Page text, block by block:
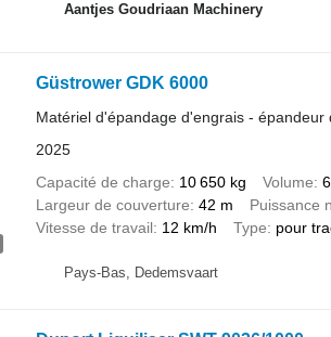
Aantjes Goudriaan Machinery
Güstrower GDK 6000
Matériel d'épandage d'engrais - épandeur
2025
Capacité de charge
10 650 kg Volume
Largeur de couverture 42 m Puissance
Vitesse de travail 12 km/h Type pour
Pays-Bas, Dedemsvaart